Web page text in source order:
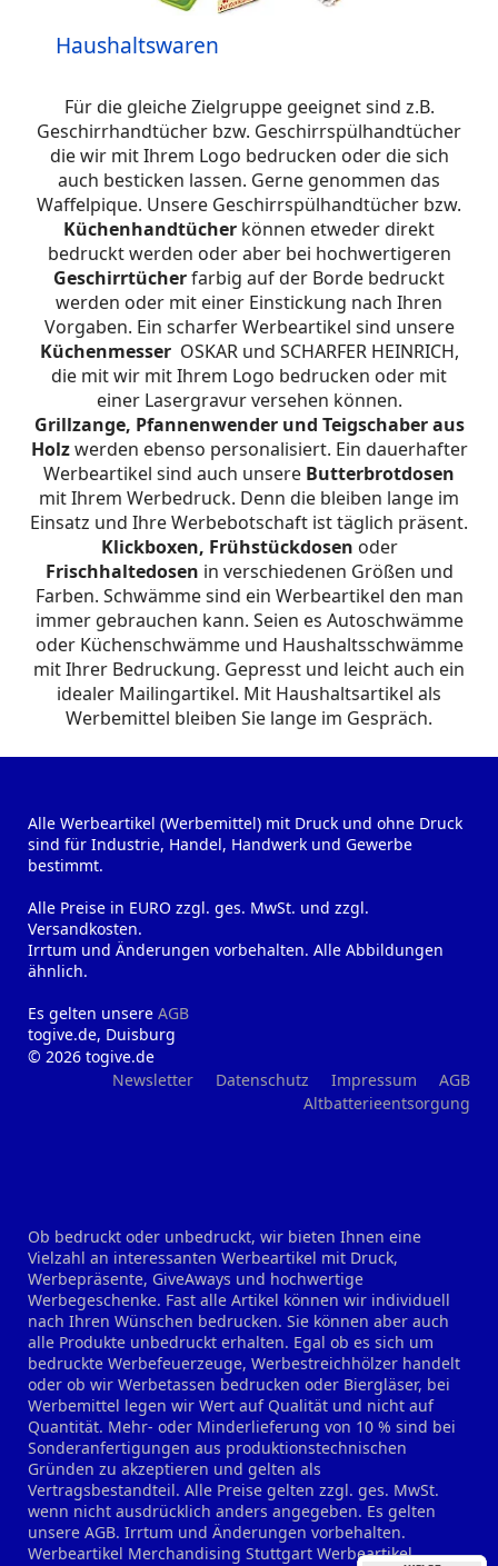
Haushaltswaren
Für die gleiche Zielgruppe geeignet sind z.B.
Geschirrhandtücher bzw. Geschirrspülhandtücher
die wir mit Ihrem Logo bedrucken oder die sich
auch besticken lassen. Gerne genommen das
Waffelpique. Unsere Geschirrspülhandtücher bzw.
Küchenhandtücher können etweder direkt
bedruckt werden oder aber bei hochwertigeren
Geschirrtücherfarbig auf der Borde bedruckt
werden oder mit einer Einstickung nach Ihren
Vorgaben. Ein scharfer Werbeartikel sind unsere
Küchenmesser OSKAR und SCHARFER HEINRICH,
die mit wir mit Ihrem Logo bedrucken oder mit
einer Lasergravur versehen können.
Grillzange, Pfannenwender und Teigschaber aus
Holzwerden ebenso personalisiert. Ein dauerhafter
Werbeartikel sind auch unsere Butterbrotdosen
mit Ihrem Werbedruck. Denn die bleiben lange im
Einsatz und Ihre Werbebotschaft ist täglich präsent.
Klickboxen, Frühstückdosen oder
Frischhaltedosen in verschiedenen Größen und
Farben. Schwämme sind ein Werbeartikel den man
immer gebrauchen kann. Seien es Autoschwämme
oder Küchenschwämme und Haushaltsschwämme
mit Ihrer Bedruckung. Gepresst und leicht auch ein
idealer Mailingartikel. Mit Haushaltsartikel als
Werbemittel bleiben Sie lange im Gespräch.
Alle Werbeartikel (Werbemittel) mit Druck und ohne Druck
sind für Industrie, Handel, Handwerk und Gewerbe
bestimmt.
Alle Preise in EURO zzgl. ges. MwSt. und zzgl.
Versandkosten.
Irrtum und Änderungen vorbehalten. Alle Abbildungen
ähnlich.
Es gelten unsere AGB
togive.de, Duisburg
© 2026 togive.de
Newsletter
Datenschutz Impressum
AGB
Altbatterieentsorgung
Ob bedruckt oder unbedruckt, wir bieten Ihnen eine
Vielzahl an interessanten Werbeartikel mit Druck,
Werbepräsente, GiveAways und hochwertige
Werbegeschenke. Fast alle Artikel können wir individuell
nach Ihren Wünschen bedrucken. Sie können aber auch
alle Produkte unbedruckt erhalten. Egal ob es sich um
bedruckte Werbefeuerzeuge, Werbestreichhölzer handelt
oder ob wir Werbetassen bedrucken oder Biergläser, bei
Werbemittel legen wir Wert auf Qualität und nicht auf
Quantität. Mehr- oder Minderlieferung von 10 % sind bei
Sonderanfertigungen aus produktionstechnischen
Gründen zu akzeptieren und gelten als
Vertragsbestandteil. Alle Preise gelten zzgl. ges. MwSt.
wenn nicht ausdrücklich anders angegeben. Es gelten
unsere AGB. Irrtum und Änderungen vorbehalten.
Werbeartikel Merchandising Stuttgart Werbeartikel